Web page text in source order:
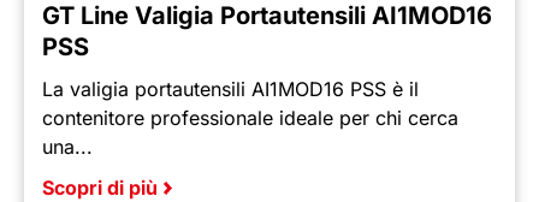
GT Line Valigia Portautensili AI1MOD16
PSS
La valigia portautensili AI1MOD16 PSS è il
contenitore professionale ideale per chi cerca
una...
Scopri di più